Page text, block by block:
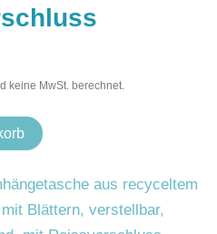
keine MwSt. berechnet.